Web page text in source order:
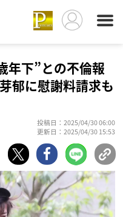
下”との不倫報
郁に慰謝料請求も
投稿日：2025/04/30 06:00
更新日：2025/04/30 15:53